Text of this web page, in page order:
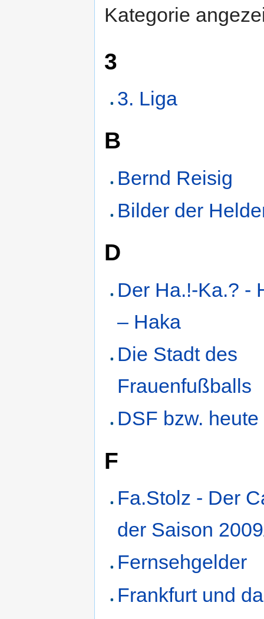
Kategorie
3
3. Liga
B
Bernd Reisig
Bilder der
D
Der Ha.!-Ka.? -
– Haka
Die Stadt des
Frauenfußballs
DSF bzw.
F
Fa.Stolz - Der
der Saison
Fernsehgelder
Frankfurt und